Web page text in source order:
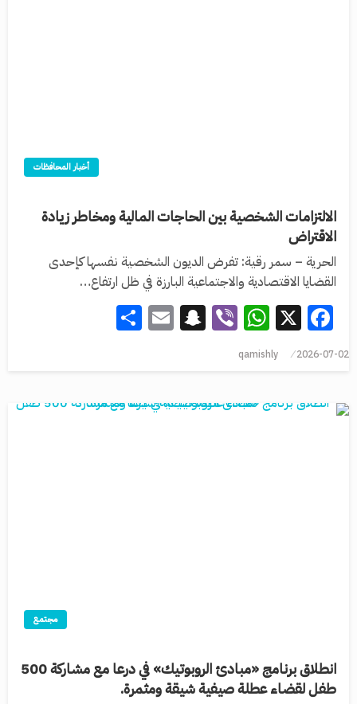
أخبار المحافظات
الالتزامات الشخصية بين الحاجات المالية ومخاطر زيادة
الاقتراض
الحرية – سمر رقية: تفرض الديون الشخصية نفسها كإحدى
القضايا الاقتصادية والاجتماعية البارزة في ظل ارتفاع…
Facebook
X
WhatsApp
Viber
Snapchat
Email
2026-07-02
qamishly
مجتمع
انطلاق برنامج «مبادئ الروبوتيك» في درعا مع مشاركة 500
طفل لقضاء عطلة صيفية شيقة ومثمرة.